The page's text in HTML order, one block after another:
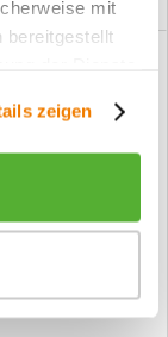
mit
bereitgestellt
zeigen